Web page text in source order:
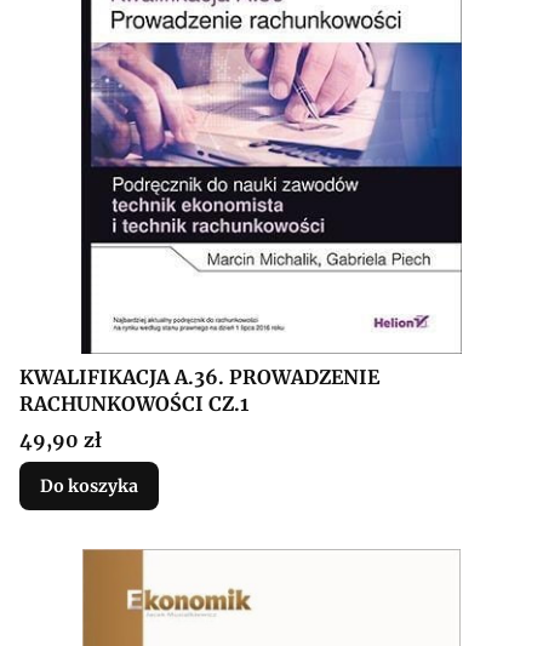
KWALIFIKACJA A.36. PROWADZENIE
RACHUNKOWOŚCI CZ.1
Cena
49,90 zł
Do koszyka